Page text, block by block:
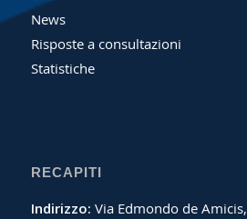
News
Risposte a consultazioni
Statistiche
RECAPITI
Indirizzo: Via Edmondo de Amicis,